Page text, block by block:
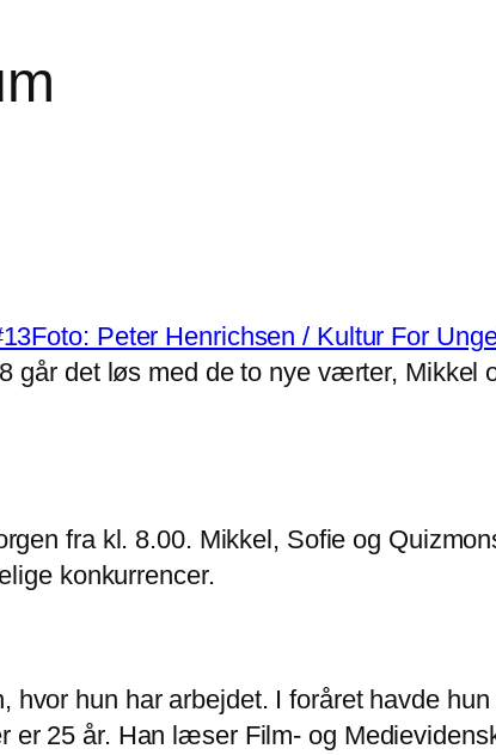
går det løs med de to nye værter, Mikkel
fra kl. 8.00. Mikkel, Sofie og
konkurrencer.
hun har arbejdet. I foråret havde
er 25 år. Han læser Film- og